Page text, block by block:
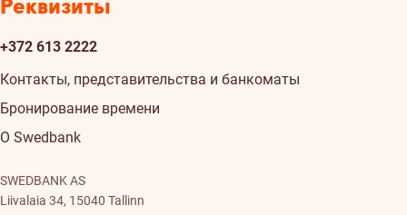
Реквизиты
+372 613 2222
Контакты, представительства и банкоматы
Бронирование времени
О Swedbank
SWEDBANK AS
Liivalaia 34, 15040 Tallinn